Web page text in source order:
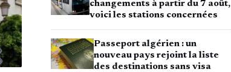
changements à partir du 7 août,
voici les stations concernées
Passeport algérien : un
nouveau pays rejoint la liste
des destinations sans visa